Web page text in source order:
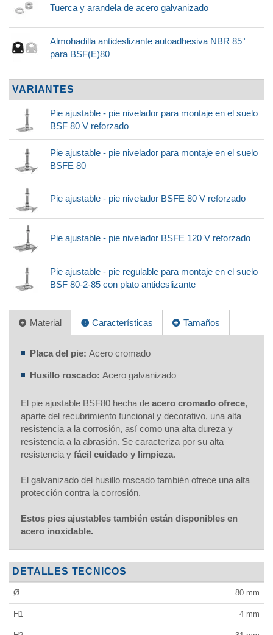
Tuerca y arandela de acero galvanizado
Almohadilla antideslizante autoadhesiva NBR 85°
para BSF(E)80
VARIANTES
Pie ajustable - pie nivelador para montaje en el suelo
BSF 80 V reforzado
Pie ajustable - pie nivelador para montaje en el suelo
BSFE 80
Pie ajustable - pie nivelador BSFE 80 V reforzado
Pie ajustable - pie nivelador BSFE 120 V reforzado
Pie ajustable - pie regulable para montaje en el suelo
BSF 80-2-85 con plato antideslizante
Material Características Tamaños
Placa del pie: Acero cromado
Husillo roscado: Acero galvanizado
El pie ajustable BSF80 hecha de acero cromado ofrece,
aparte del recubrimiento funcional y decorativo, una alta
resistencia a la corrosión, así como una alta dureza y
resistencia a la abrasión. Se caracteriza por su alta
resistencia y fácil cuidado y limpieza.
El galvanizado del husillo roscado también ofrece una alta
protección contra la corrosión.
Estos pies ajustables también están disponibles en
acero inoxidable.
DETALLES TECNICOS
Ø 80 mm
H1 4 mm